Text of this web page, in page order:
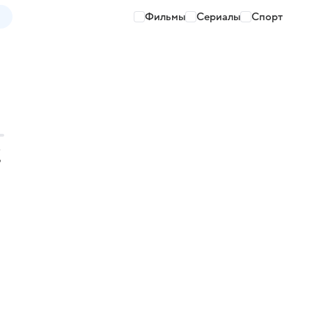
Фильмы Сериалы Спорт